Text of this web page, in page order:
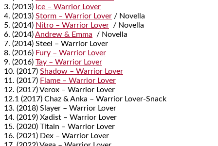
3. (2013) Ice – Warrior Lover
4. (2013) Storm – Warrior Lover / Novella
5. (2014) Nitro – Warrior Lover / Novella
6. (2014)Andrew & Emma / Novella
7. (2014) Steel – Warrior Lover
8. (2016) Fury – Warrior Lover
9. (2016) Tay – Warrior Lover
10. (2017) Shadow – Warrior Lover
11. (2017) Flame – Warrior Lover
12. (2017) Verox – Warrior Lover
12.1 (2017) Chaz & Anka – Warrior Lover-Snack
13. (2018) Slayer – Warrior Lover
14. (2019) Xadist – Warrior Lover
15. (2020) Titain – Warrior Lover
16. (2021) Dex – Warrior Lover